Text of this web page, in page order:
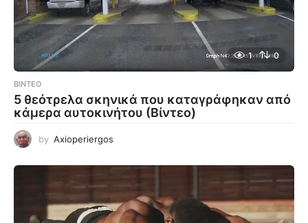
1 0
ΒΊΝΤΕΟ
5 θεότρελα σκηνικά που καταγράφηκαν από
κάμερα αυτοκινήτου (Βίντεο)
by Axioperiergos